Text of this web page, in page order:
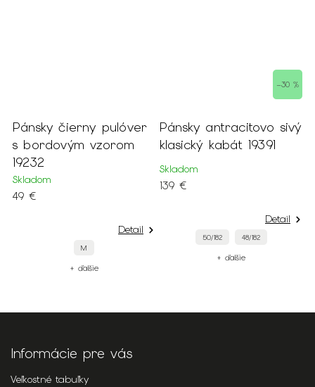
Pánsky čierny pulóver
s bordovým vzorom
19232
Skladom
49 €
Detail
M
+ ďalšie
–30 %
Pánsky antracitovo sivý
klasický kabát 19391
Skladom
139 €
Detail
50/182 48/182
+ ďalšie
Informácie pre vás
Veľkostné tabuľky